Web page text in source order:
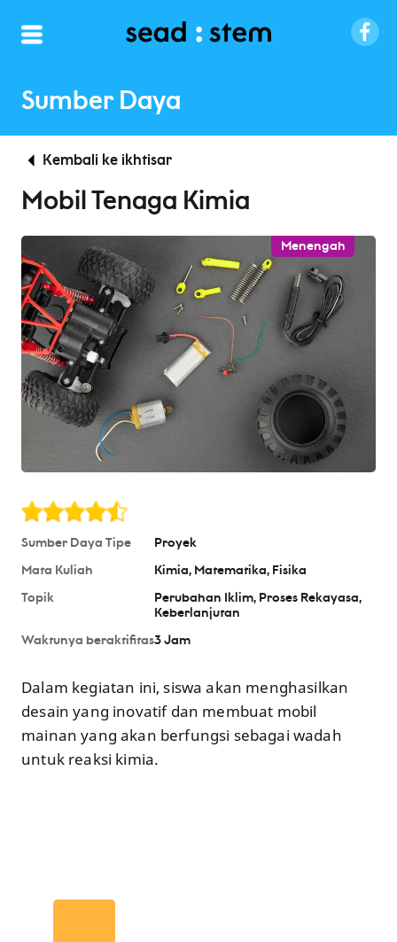
Sumber Daya
Kembali ke ikhtisar
Mobil Tenaga Kimia
Menengah
Sumber Daya Tipe Proyek
Mata Kuliah Kimia Matematika Fisika
Topik Perubahan Iklim
Proses Rekayasa
Keberlanjutan
Waktunya beraktifitas3 Jam
Dalam kegiatan ini, siswa akan menghasilkan
desain yang inovatif dan membuat mobil
mainan yang akan berfungsi sebagai wadah
untuk reaksi kimia.